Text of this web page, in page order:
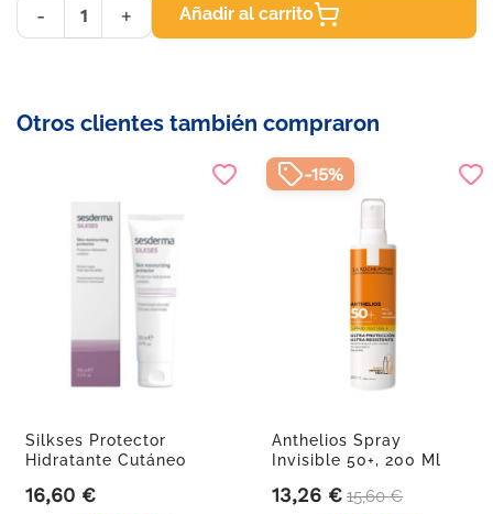
- + Añadir al carrito
Otros clientes también compraron
Silkses Protector
Hidratante Cutáneo
Precio
16,60 €
Anthelios Spray
Invisible 50+, 200 Ml
Precio
13,26 € Precio base
15,60 €
-15%